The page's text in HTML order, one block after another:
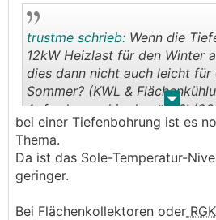
. .
trustme schrieb: Wenn die
12kW Heizlast für den Winter
dies dann nicht auch leicht für
Sommer? (KWL &
Anforderung hier konträr?!
bei einer Tiefenbohrung ist es
Thema.
Da ist das Sole-Temperatur-
geringer.
Bei Flächenkollektoren oder RGK